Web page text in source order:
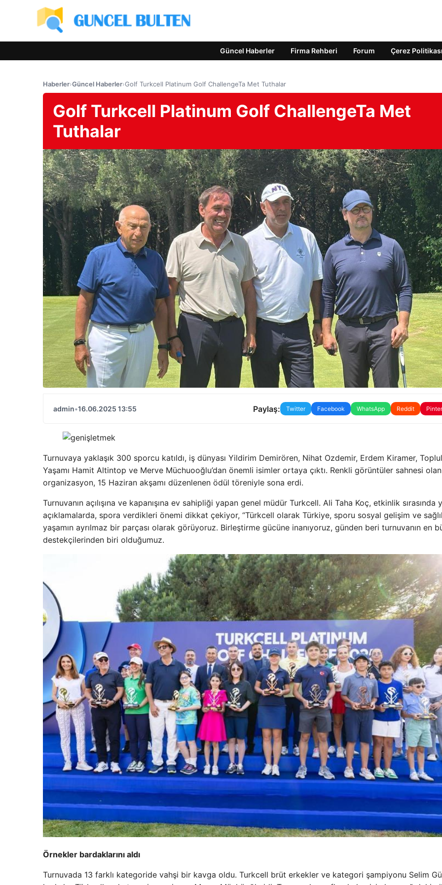
Güncel Haberler Firma Rehberi Forum Çerez Politikası
Haberler›Güncel Haberler›Golf Turkcell Platinum Golf ChallengeTa Met Tuthalar
Golf Turkcell Platinum Golf ChallengeTa Met
Tuthalar
admin•16.06.2025 13:55 Paylaş: Twitter Facebook WhatsApp Reddit
Turnuvaya yaklaşık 300 sporcu katıldı, iş dünyası Yildirim Demirören, Nihat Ozdemir, Erdem Kiramer,
Yaşamı Hamit Altintop ve Merve Müchuooğlu’dan önemli isimler ortaya çıktı. Renkli görüntüler sahnesi olan
organizasyon, 15 Haziran akşamı düzenlenen ödül töreniyle sona erdi.
Turnuvanın açılışına ve kapanışına ev sahipliği yapan genel müdür Turkcell. Ali Taha Koç, etkinlik sırasında
açıklamalarda, spora verdikleri önemi dikkat çekiyor, “Türkcell olarak Türkiye, sporu sosyal gelişim ve
yaşamın ayrılmaz bir parçası olarak görüyoruz. Birleştirme gücüne inanıyoruz, günden beri turnuvanın en
destekçilerinden biri olduğumuz.
Örnekler bardaklarını aldı
Turnuvada 13 farklı kategoride vahşi bir kavga oldu. Turkcell brüt erkekler ve kategori şampiyonu Selim